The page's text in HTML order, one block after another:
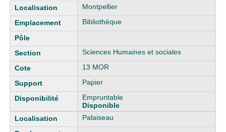
Liste des exemplaires
Montpellier
Bibliothèque
Sciences Humaines et sociales
13 MOR
Papier
Empruntable
Disponible
Palaiseau